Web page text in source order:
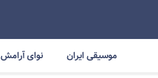
موسیقی ایران نوای آرامش